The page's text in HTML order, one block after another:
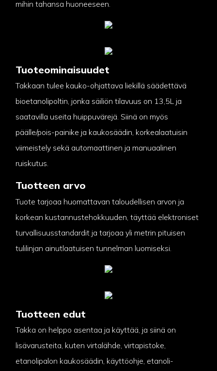
mihin tahansa huoneeseen.
Tuoteominaisuudet
Takkaan tulee kauko-ohjattava liekillä säädettävä
bioetanolipoltin, jonka säiliön tilavuus on 13,5L ja
saatavilla useita huippuvärejä. Siinä on myös
päälle/pois-painike ja kaukosäädin, korkealaatuisin
viimeistely sekä automaattinen ja manuaalinen
ruiskutus.
Tuotteen arvo
Tuote tarjoaa huomattavan taloudellisen arvon ja
korkean kustannustehokkuuden, täyttää elektroniset
turvallisuusstandardit ja tarjoaa yli metrin pituisen
tulilinjan ainutlaatuisen tunnelman luomiseksi.
Tuotteen edut
Takka on helppo asentaa ja käyttää, ja siinä on
lisävarusteita, kuten virtalähde, virtapistoke,
etanolipalon kaukosäädin, käyttöohje, etanoli-